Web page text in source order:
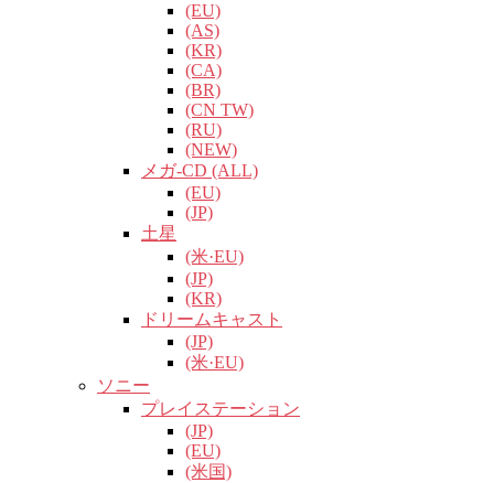
(EU)
(AS)
(KR)
(CA)
(BR)
(CN TW)
(RU)
(NEW)
メガ-CD (ALL)
(EU)
(JP)
土星
(米·EU)
(JP)
(KR)
ドリームキャスト
(JP)
(米·EU)
ソニー
プレイステーション
(JP)
(EU)
(米国)